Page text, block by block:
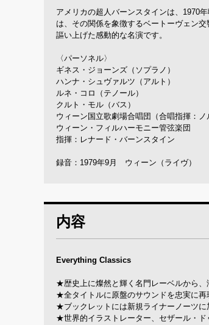
アメリカの超人バーンスタインは、1970
は、その関係を象徴するベートーヴェン
謳い上げた感動的な名演です。
〈パーソネル〉
ギネス・ジョーンズ（ソプラノ）
ハンナ・シュヴァルツ（アルト）
ルネ・コロ（テノール）
クルト・モル（バス）
ウィーン国立歌劇場合唱団（合唱指揮：ノ
ウィーン・フィルハーモニー管弦楽団
指揮：レナード・バーンスタイン
録音：1979年9月 ウィーン（ライヴ）
内容
Everything Classics
★歴史上に燦然と輝く名門レーベルから
★全タイトルに原盤のサウンドを忠実に再
★ブックレットには新規ライナーノーツ
★世界的イラストレーター、セザール・